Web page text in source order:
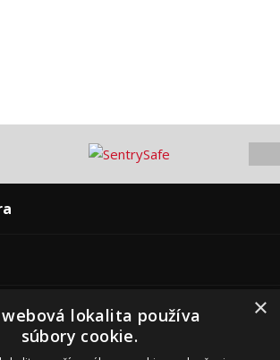
×
lokalita používa
súbory cookie.